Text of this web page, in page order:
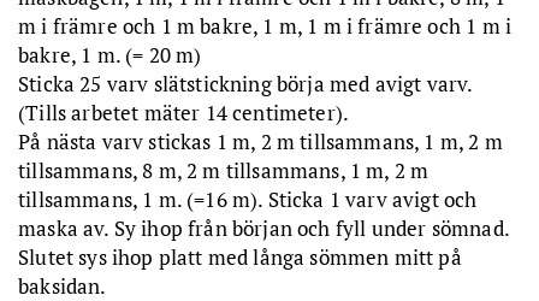
m i främre och 1 m bakre, 1 m, 1 m i främre och 1 m i
bakre, 1 m. (= 20 m)
Sticka 25 varv slätstickning börja med avigt varv.
(Tills arbetet mäter 14 centimeter).
På nästa varv stickas 1 m, 2 m tillsammans, 1 m, 2 m
tillsammans, 8 m, 2 m tillsammans, 1 m, 2 m
tillsammans, 1 m. (=16 m). Sticka 1 varv avigt och
maska av. Sy ihop från början och fyll under sömnad.
Slutet sys ihop platt med långa sömmen mitt på
baksidan.